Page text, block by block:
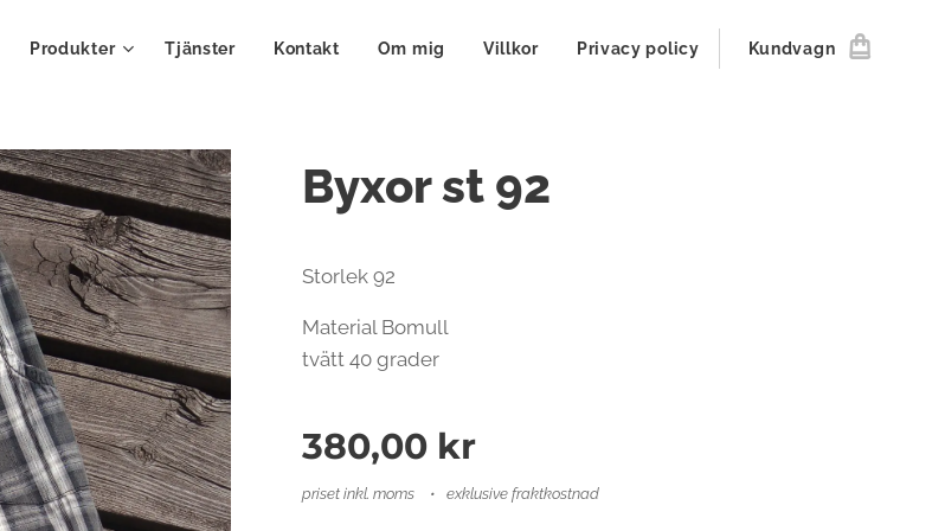
Produkter Tjänster Kontakt Om mig Villkor Privacy policy Kundvagn
Byxor st 92
Storlek 92
Material Bomull
tvätt 40 grader
380,00 kr
priset inkl. moms exklusive fraktkostnad